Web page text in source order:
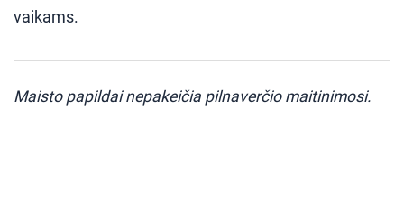
vaikams.
Maisto papildai nepakeičia pilnaverčio maitinimosi.